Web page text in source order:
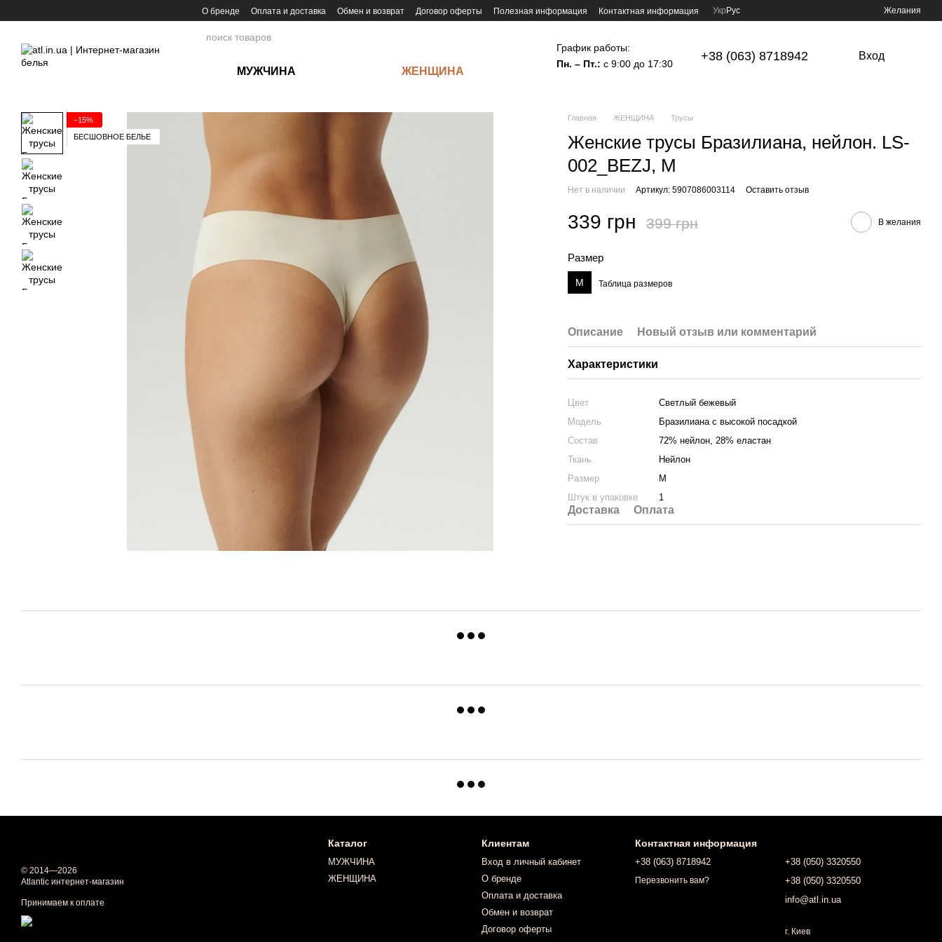
О бренде Оплата и доставка Обмен и возврат Договор оферты Полезная информация Контактная информация Укр Рус Желания
МУЖЧИНА ЖЕНЩИНА
График работы:
Пн. – Пт.: с 9:00 до 17:30
+38 (063) 8718942 Вход
−15%
БЕСШОВНОЕ БЕЛЬЕ
Главная ЖЕНЩИНА Трусы
Женские трусы Бразилиана, нейлон. LS-
002_BEZJ, M
Нет в наличии Артикул: 5907086003114 Оставить отзыв
339 грн 399 грн В желания
Размер
M Таблица размеров
Описание Новый отзыв или комментарий
Характеристики
Цвет
Светлый бежевый
Модель
Бразилиана с высокой посадкой
Состав
72% нейлон, 28% еластан
Ткань
Нейлон
Размер
M
Штук в упаковке
1
Доставка Оплата
© 2014—2026
Atlantic интернет-магазин
Принимаем к оплате
Каталог
МУЖЧИНА
ЖЕНЩИНА
Клиентам
Вход в личный кабинет
О бренде
Оплата и доставка
Обмен и возврат
Договор оферты
Контактная информация
+38 (063) 8718942
Перезвонить вам?
+38 (050) 3320550
+38 (050) 3320550
info@atl.in.ua
г. Киев